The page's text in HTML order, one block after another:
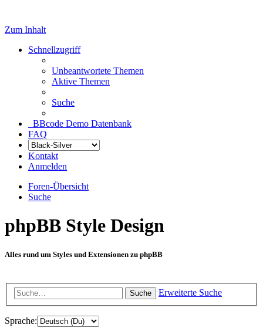
Zum Inhalt
Schnellzugriff
Unbeantwortete Themen
Aktive Themen
Suche
BBcode Demo Datenbank
FAQ
Kontakt
Anmelden
Foren-Übersicht
Suche
phpBB Style Design
Alles rund um Styles und Extensionen zu phpBB
Suche Erweiterte Suche
Sprache: